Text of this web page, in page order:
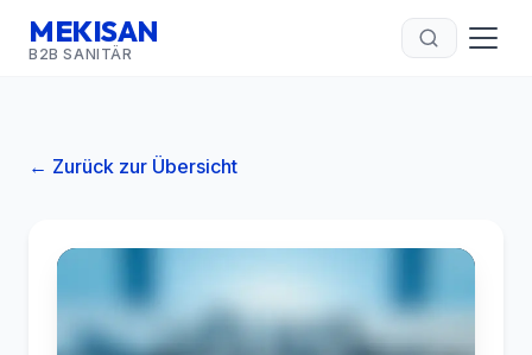
MEKISAN
B2B SANITÄR
← Zurück zur Übersicht